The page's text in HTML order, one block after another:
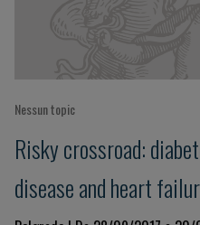
Nessun topic
Risky crossroad:
disease and heart